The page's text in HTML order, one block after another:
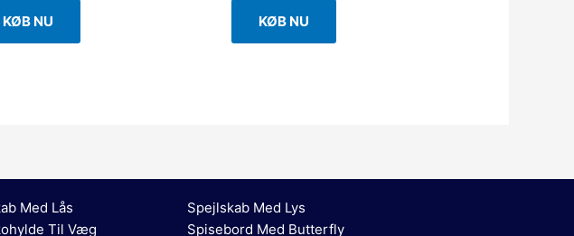
KØB NU KØB NU
Med Lås
Til Væg
Spejlskab Med Lys
Spisebord Med Butterfly